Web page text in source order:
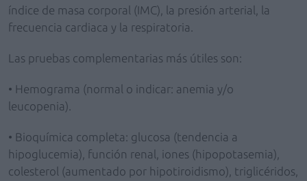
índice de masa corporal (IMC), la presión arterial, la
frecuencia cardiaca y la respiratoria.
Las pruebas complementarias más útiles son:
• Hemograma (normal o indicar: anemia y/o
leucopenia).
• Bioquímica completa: glucosa (tendencia a
hipoglucemia), función renal, iones (hipopotasemia),
colesterol (aumentado por hipotiroidismo), triglicéridos,